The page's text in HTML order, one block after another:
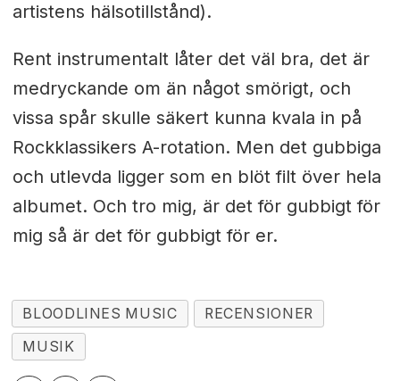
artistens hälsotillstånd).
Rent instrumentalt låter det väl bra, det är
medryckande om än något smörigt, och
vissa spår skulle säkert kunna kvala in på
Rockklassikers A-rotation. Men det gubbiga
och utlevda ligger som en blöt filt över hela
albumet. Och tro mig, är det för gubbigt för
mig så är det för gubbigt för er.
BLOODLINES MUSIC
RECENSIONER
MUSIK